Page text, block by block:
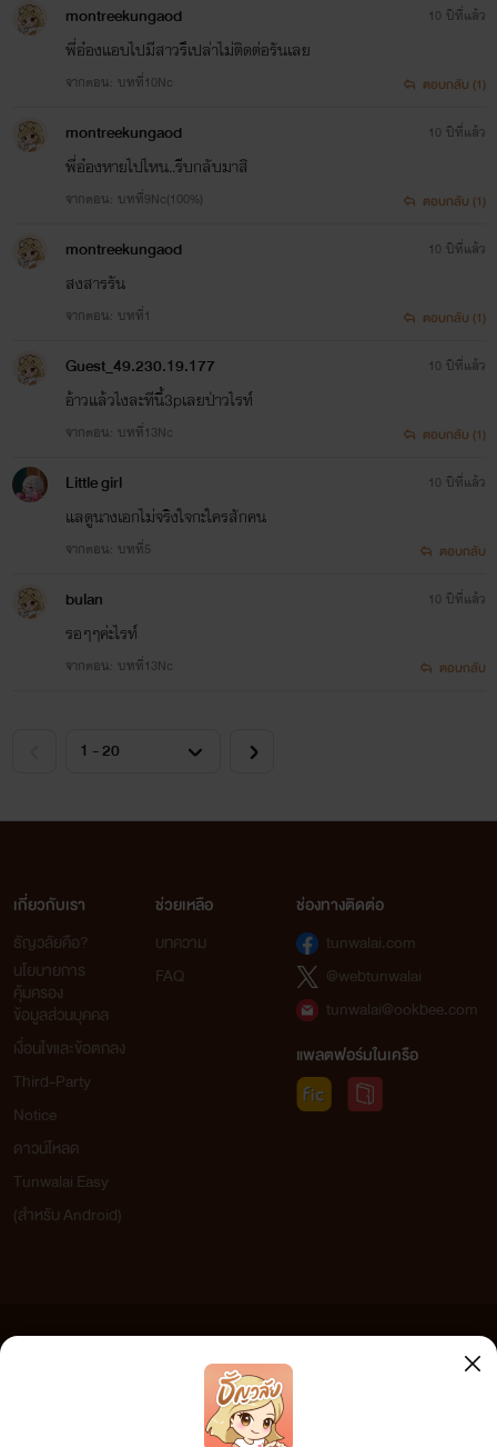
montreekungaod
พี่อ๋องแอบไปมีสาวรึเปล่าไม่ติดต่อรันเลย
จากตอน: บทที่10Nc
10 ปีที่แล้ว
ตอบกลับ (1)
montreekungaod
พี่อ๋องหายไปไหน..รีบกลับมาสิ
จากตอน: บทที่9Nc(100%)
10 ปีที่แล้ว
ตอบกลับ (1)
montreekungaod
สงสารรัน
จากตอน: บทที่1
10 ปีที่แล้ว
ตอบกลับ (1)
Guest_49.230.19.177
อ้าวแล้วไงละทีนี้3pเลยป่าวไรท์
จากตอน: บทที่13Nc
10 ปีที่แล้ว
ตอบกลับ (1)
Little girl
แลดูนางเอกไม่จริงใจกะใครสักคน
จากตอน: บทที่5
10 ปีที่แล้ว
ตอบกลับ
bulan
รอๆๆค่ะไรท์
จากตอน: บทที่13Nc
10 ปีที่แล้ว
ตอบกลับ
เกี่ยวกับเรา
ธัญวลัยคือ?
นโยบายการ
คุ้มครอง
ข้อมูลส่วนบุคคล
เงื่อนไขและข้อตกลง
Third-Party
Notice
ดาวน์โหลด
Tunwalai Easy
(สำหรับ Android)
ช่วยเหลือ
บทความ
FAQ
ช่องทางติดต่อ
tunwalai.com
@webtunwalai
tunwalai@ookbee.com
แพลตฟอร์มในเครือ
เว็บไซต์แห่งนี้ไม่ได้เห็นด้วยและไม่ขอรับผิดชอบต่อข้อความใดๆ ทั้งสิ้น ดังนั้นผู้อ่านทุกท่านโปรดใช้
วิจารณญาณในการกลั่นกรองด้วยตนเอง และหากท่านพบข้อความใดๆ ที่ขัดต่อกฎหมายและศีลธรรม
กรุณาแจ้งมาที่ tunwalai@ookbee.com เพื่อทีมงานจะได้ดำเนินการในทันที ทั้งนี้ ทางเว็บไซต์ขอสงวน